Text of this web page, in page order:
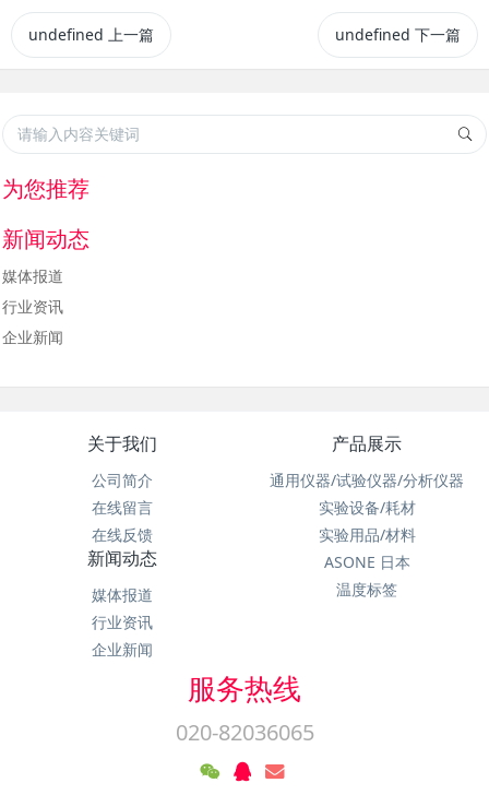
undefined 上一篇 undefined 下一篇
为您推荐
新闻动态
媒体报道
行业资讯
企业新闻
关于我们
公司简介
在线留言
在线反馈
产品展示
通用仪器/试验仪器/分析仪器
实验设备/耗材
实验用品/材料
ASONE 日本
温度标签
新闻动态
媒体报道
行业资讯
企业新闻
服务热线
020-82036065